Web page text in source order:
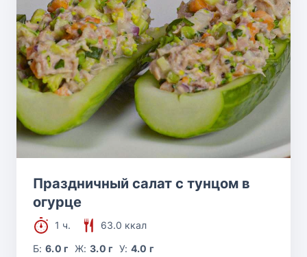
Праздничный салат с тунцом в
огурце
1 ч.
63.0 ккал
Б:6.0 г Ж: 3.0 г У: 4.0 г